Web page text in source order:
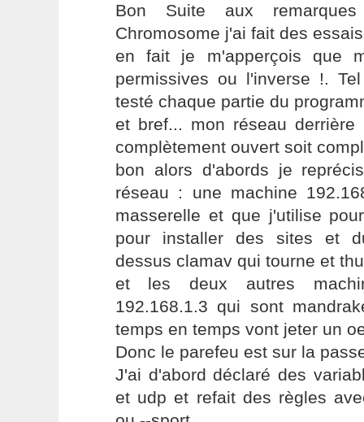
Bon Suite aux
Chromosome j'ai fait des
en fait je m'apperçois que
permissives ou l'inverse !.
testé chaque partie du
et bref... mon réseau
complètement ouvert soit
bon alors d'abords je
réseau : une machine
masserelle et que j'utilise
pour installer des sites et
dessus clamav qui tourne et
et les deux autres
192.168.1.3 qui sont
temps en temps vont jeter un
Donc le parefeu est sur la
J'ai d'abord déclaré des
et udp et refait des règles